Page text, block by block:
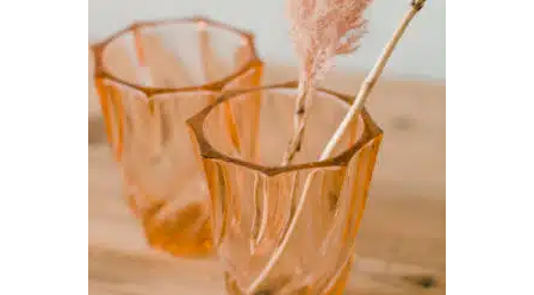
AJOUTER AU PANIER